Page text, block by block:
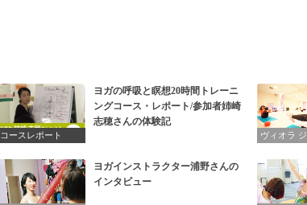
コースレポート
ヨガの呼吸と瞑想20時間トレーニ
ングコース・レポート/参加者姉崎
志穂さんの体験記
ヴィオラ
ヨガインストラクター浦野さんの
インタビュー